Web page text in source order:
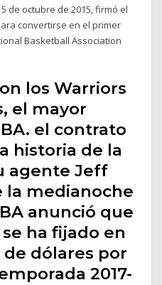
de octubre de 2015, firmó el
convertirse en el primer
Basketball Association
los Warriors
el mayor
el contrato
historia de la
agente Jeff
la medianoche
anunció que
ha fijado en
dólares por
2017-